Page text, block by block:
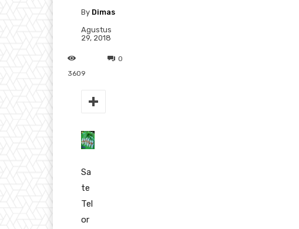
By Dimas
Agustus
29, 2018
0
3609
Sa
te
Tel
or